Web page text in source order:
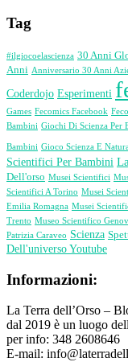
Tag
#ilgiocoelascienza 30 Anni
Anni Anniversario 30 Anni
Coderdojo Esperimenti
Games Fecomics Facebook
Bambini Giochi Di Scienza Per
Bambini Gioco Scienza E
Scientifici Per Bambini
Dell'orso Musei Scientifici
Scientifici A Torino Musei
Emilia Romagna Musei
Trento Museo Scientifico
Patrizia Caraveo Scienza
Dell'universo Youtube
Informazioni:
La Terra dell’Orso –
dal 2019 è un luogo
per info: 348 2608646
E-mail: